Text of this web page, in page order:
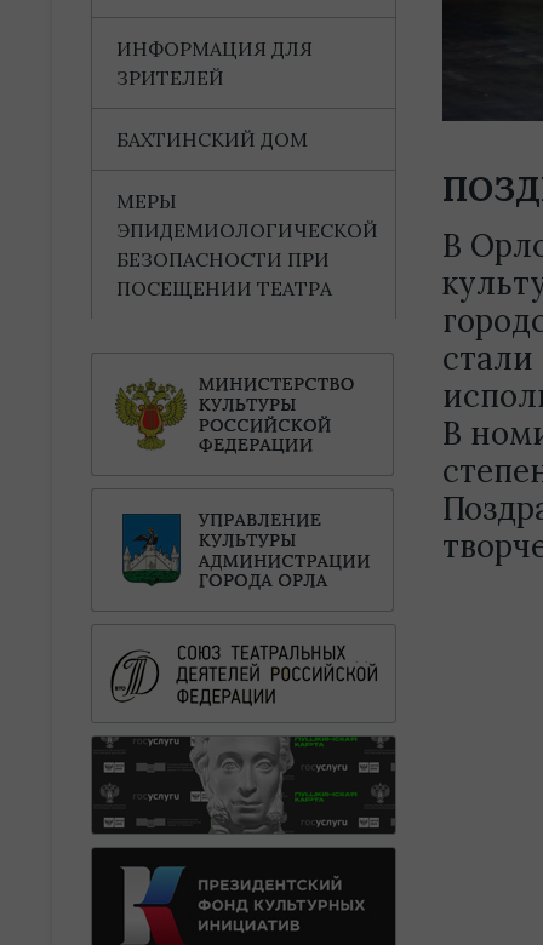
В
В
ИНФОРМАЦИЯ ДЛЯ
ЗРИТЕЛЕЙ
БАХТИНСКИЙ ДОМ
МЕРЫ
ЭПИДЕМИОЛОГИЧЕСКОЙ
БЕЗОПАСНОСТИ ПРИ
ПОСЕЩЕНИИ ТЕАТРА